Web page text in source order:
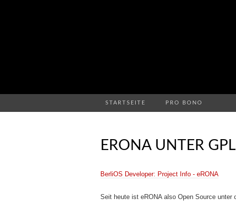
STARTSEITE PRO BONO
ERONA UNTER
BerliOS Developer: Project Info - eRONA
Seit heute ist eRONA also Open Source unter